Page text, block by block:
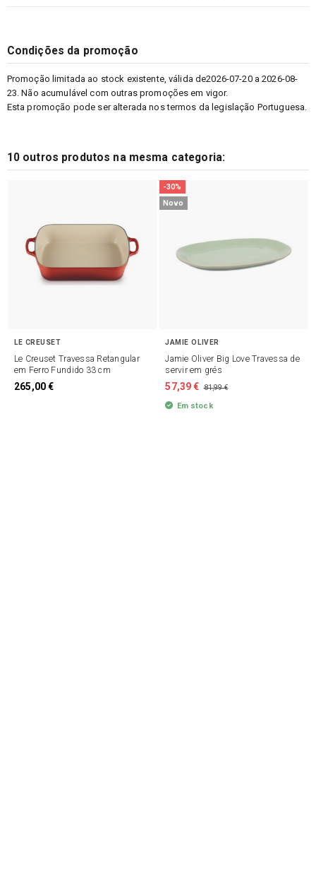
Condições da promoção
Promoção limitada ao stock existente, válida de2026-07-20 a 2026-08-
23. Não acumulável com outras promoções em vigor.
Esta promoção pode ser alterada nos termos da legislação Portuguesa.
10 outros produtos na mesma categoria:
LE CREUSET
Le Creuset Travessa Retangular
em Ferro Fundido 33 cm
265,00 €
-30%
Novo
JAMIE OLIVER
Jamie Oliver Big Love Travessa de
servir em grés
57,39 € 81,99 €
Em stock